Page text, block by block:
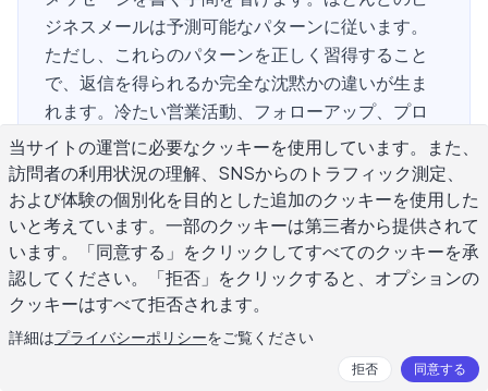
ジネスメールは予測可能なパターンに従います。
ただし、これらのパターンを正しく習得すること
で、返信を得られるか完全な沈黙かの違いが生ま
れます。冷たい営業活動、フォローアップ、プロ
ジェクト更新、またはマネージャーへのデリケー
トなメッセージを書く場合でも、使用する構造と
トーンは、受信者があなたのコンテンツを読む前
にあなたの能力を示します。このガイドでは、実
務的にプロフェッショナルメールを機能させるフ
ォーマット、例、テクニックをカバーしていま
す。
当サイトの運営に必要なクッキーを使用しています。また、
訪問者の利用状況の理解、SNSからのトラフィック測定、
および体験の個別化を目的とした追加のクッキーを使用した
いと考えています。一部のクッキーは第三者から提供されて
います。「同意する」をクリックしてすべてのクッキーを承
認してください。「拒否」をクリックすると、オプションの
クッキーはすべて拒否されます。
詳細はプライバシーポリシーをご覧ください
拒否 同意する